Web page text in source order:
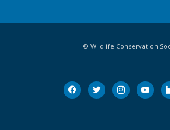
© Wildlife Conservation
facebook
twitter instagramyoutube